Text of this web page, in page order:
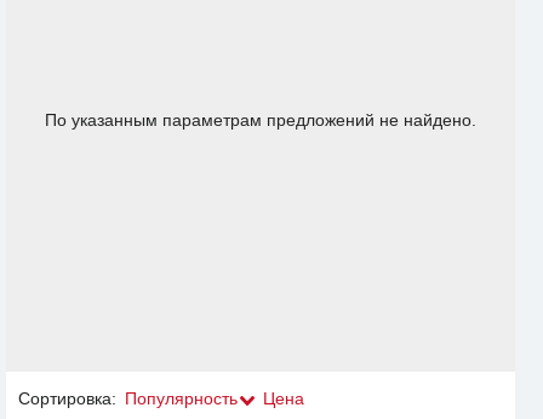
По указанным параметрам предложений не найдено.
Сортировка: Популярность Цена